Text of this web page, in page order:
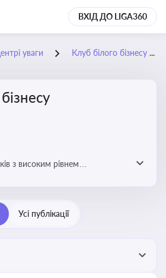
ВХІД ДО LIGA360
уваги Клуб білого бізнесу
з високим рівнем
Усі публікації